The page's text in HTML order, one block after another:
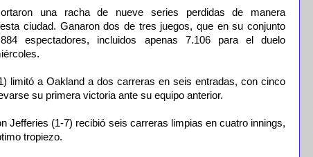
una racha de nueve series perdidas de manera
ciudad. Ganaron dos de tres juegos, que en su conjunto
espectadores, incluidos apenas 7.106 para el duelo
limitó a Oakland a dos carreras en seis entradas, con cinco
su primera victoria ante su equipo anterior.
Jefferies (1-7) recibió seis carreras limpias en cuatro innings,
tropiezo.